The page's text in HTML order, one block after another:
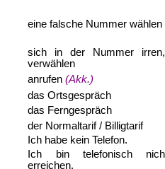
eine falsche Nummer wählen
sich in der Nummer
verwählen
anrufen(Akk.)
das Ortsgespräch
das Ferngespräch
der Normaltarif/ Billigtarif
Ich habe kein Telefon.
Ich bin telefonisch
erreichen.